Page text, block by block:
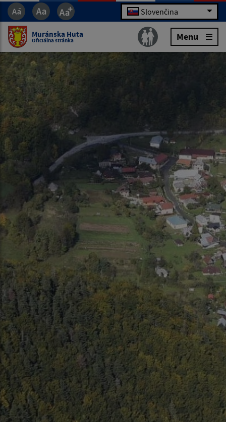
Slovenčina
Muránska Huta
Oficiálna stránka Menu